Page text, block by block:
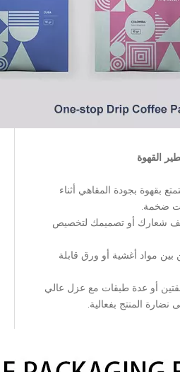
القهوة
بقهوة بجودة المقاهي أثناء
ضخمة.
شعارك أو تصميمك لتخصيص
بين مواد أغشية أو ورق قابلة
أو عدة طبقات مع عزل عالي
المنتج بفعالية.